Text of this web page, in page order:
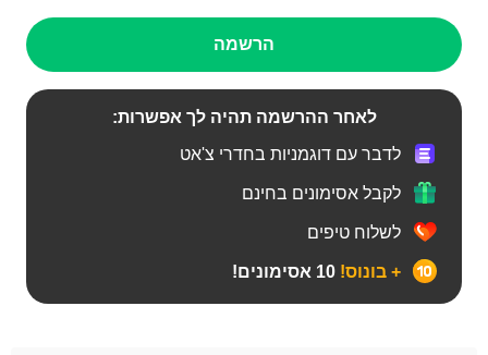
הרשמה
לאחר ההרשמה תהיה לך אפשרות:
לדבר עם דוגמניות בחדרי צ'אט
לקבל אסימונים בחינם
לשלוח טיפים
+ בונוס!